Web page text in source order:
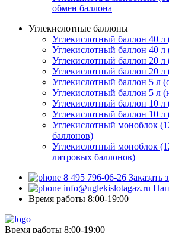
обмен баллона
Углекислотные баллоны
Углекислотный баллон 40
Углекислотный баллон 40
Углекислотный баллон 20
Углекислотный баллон 20
Углекислотный баллон 5 л
Углекислотный баллон 5 л
Углекислотный баллон 10
Углекислотный баллон 10
Углекислотный моноблок
баллонов)
Углекислотный моноблок
литровых баллонов)
8 495 796-06-26 Заказать
info@uglekislotagaz.ru
Время работы 8:00-19:00
Время работы 8:00-19:00